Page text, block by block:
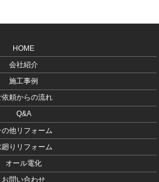
HOME
会社紹介
施工事例
依頼からの流れ
Q&A
の他リフォーム
廻りリフォーム
オール電化
お問い合わせ